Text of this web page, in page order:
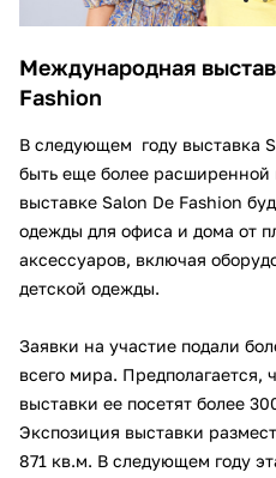
Международная
Fashion
В следующем году выставка
быть еще более расширенной
выставке Salon De Fashion
одежды для офиса и дома от
аксессуаров, включая
детской одежды.
Заявки на участие подали
всего мира. Предполагается,
выставки ее посетят более
Экспозиция выставки
871 кв.м. В следующем году